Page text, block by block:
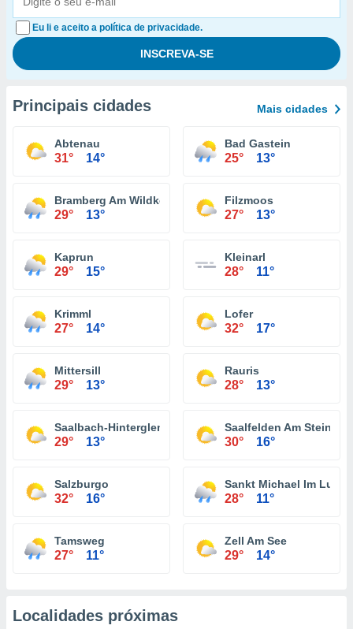
Eu li e aceito a política de privacidade.
Principais cidades Mais cidades
Abtenau
31° 14°
Bad Gastein
25° 13°
Bramberg Am Wildkogel
29° 13°
Filzmoos
27° 13°
Kaprun
29° 15°
Kleinarl
28° 11°
Krimml
27° 14°
Lofer
32° 17°
Mittersill
29° 13°
Rauris
28° 13°
Saalbach-Hinterglemm
29° 13°
Saalfelden Am
30° 16°
Salzburgo
32° 16°
Sankt Michael Im
28° 11°
Tamsweg
27° 11°
Zell Am See
29° 14°
Localidades próximas